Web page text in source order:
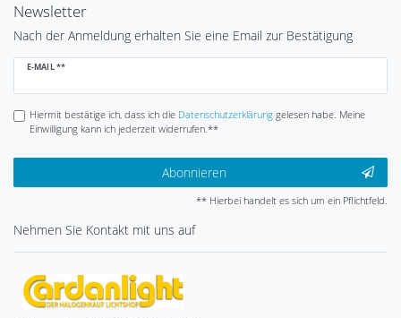
Newsletter
Nach der Anmeldung erhalten Sie eine Email zur Bestätigung
E-MAIL **
Newsletter
Hiermit bestätige ich, dass ich die Daten­schutz­erklärunggelesen habe. Meine
Einwilligung kann ich jederzeit widerrufen.**
Abonnieren
** Hierbei handelt es sich um ein Pflichtfeld.
Nehmen Sie Kontakt mit uns auf